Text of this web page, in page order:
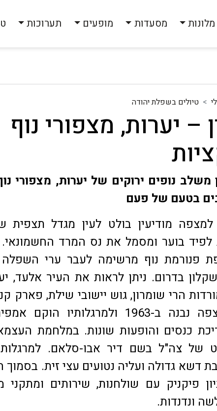
מלונות מסעדות מופעים תערוכות
טיולים בשפלת יהודה
– יערות, מצפורי נוף
משלב נופים ירוקים של יערות, מצפורי
בטעם של פעם
למצפה מודיעין בולט לעין מגדל תצפית
לפיד בוער ומסמל את נס המרד
פנורמת נוף מרשימה לעבר ערי השפלה
בדרום. ניתן לראות את העיר אלעד,
הרי שומרון, גוש יישובי שילת, פארק
מודיעין. המצפה נבנה ב-1963 ולמרגלותיו
כנסים והופעות שונות. במלחמת
של צה"ל בשם דיר אבו-סלאם.
דשא גדולה ועליה נטועים עצי זית. בסמוך
פיקניק עם שולחנות, שירותים ומתקני
ונדנדות.